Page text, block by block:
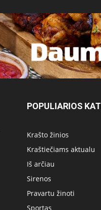
POPULIARIOS
Krašto žinios
Kraštiečiams aktualu
Iš arčiau
Sirenos
Pravartu žinoti
Sportas